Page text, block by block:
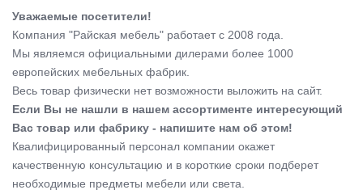
Уважаемые посетители!
Компания "Райская мебель" работает с 2008 года.
Мы являемся официальными дилерами более 1000
европейских мебельных фабрик.
Весь товар физически нет возможности выложить на сайт.
Если Вы не нашли в нашем ассортименте интересующий
Вас товар или фабрику - напишите нам об этом!
Квалифицированный персонал компании окажет
качественную консультацию и в короткие сроки подберет
необходимые предметы мебели или света.